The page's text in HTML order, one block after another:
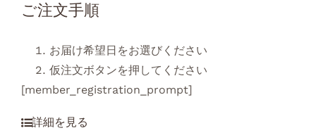
ご注文手順
お届け希望日をお選びください
仮注文ボタンを押してください
[member_registration_prompt]